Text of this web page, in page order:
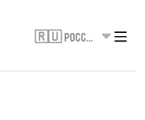
🇷🇺 Россия